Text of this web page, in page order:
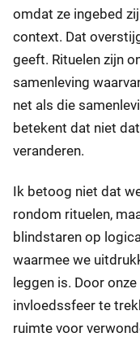
omdat ze ingebed
context. Dat
geeft. Rituelen zijn
samenleving
net als die
betekent dat niet
veranderen.
Ik betoog niet dat
rondom rituelen,
blindstaren op
waarmee we
leggen is. Door
invloedssfeer te
ruimte voor